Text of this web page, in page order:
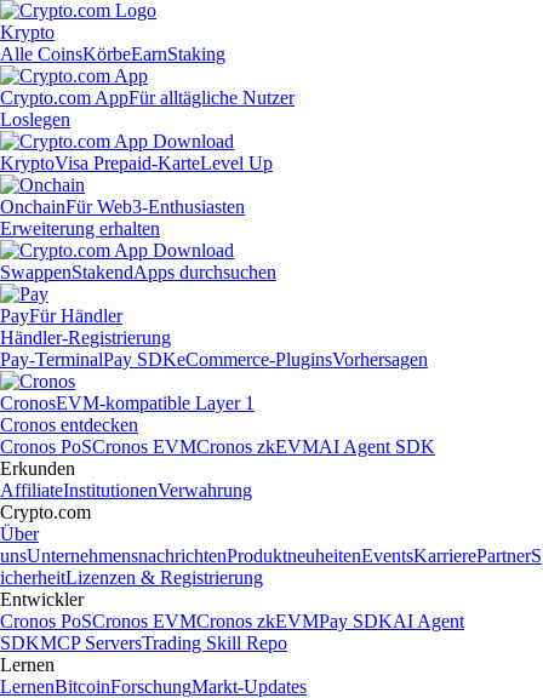
Krypto
Alle CoinsKörbeEarnStaking
Crypto.com AppFür alltägliche Nutzer
Loslegen
KryptoVisa Prepaid-KarteLevel Up
OnchainFür Web3-Enthusiasten
Erweiterung erhalten
SwappenStakendApps durchsuchen
PayFür Händler
Händler-Registrierung
Pay-TerminalPay SDKeCommerce-PluginsVorhersagen
CronosEVM-kompatible Layer 1
Cronos entdecken
Cronos PoSCronos EVMCronos zkEVMAI Agent SDK
Erkunden
AffiliateInstitutionenVerwahrung
Crypto.com
Über
unsUnternehmensnachrichtenProduktneuheitenEventsKarrierePartnerS
icherheitLizenzen & Registrierung
Entwickler
Cronos PoSCronos EVMCronos zkEVMPay SDKAI Agent
SDKMCP ServersTrading Skill Repo
Lernen
LernenBitcoinForschungMarkt-Updates